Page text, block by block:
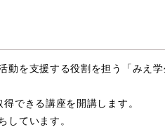
動を支援する役割を担う「みえ学
できる講座を開講します。
しています。